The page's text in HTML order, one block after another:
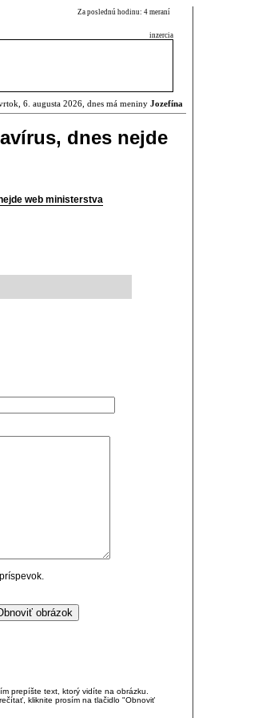
Za poslednú hodinu: 4 meraní
inzercia
6. augusta 2026, dnes má meniny Jozefína
dnes nejde
web ministerstva
prepíšte text, ktorý vidíte na obrázku.
kliknite prosím na tlačidlo "Obnoviť